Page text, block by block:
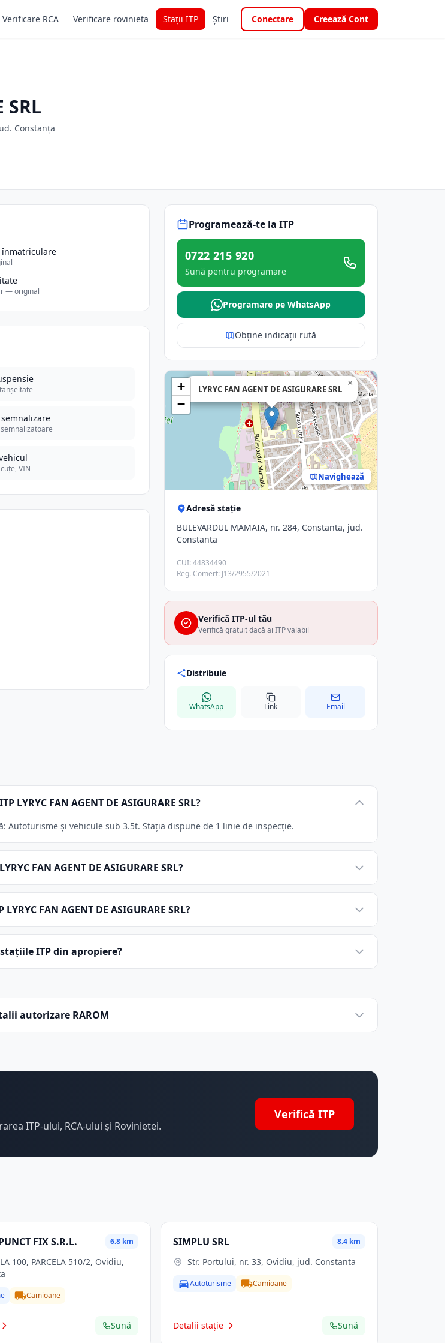
Verificare RCA Verificare rovinieta Stații ITP Știri Conectare Creează Cont
SRL
Constanța
înmatriculare
— original
VIN
Programează-te la ITP
0722 215 920
Sună pentru programare
Programare pe WhatsApp
Obține indicații rută
LYRYC FAN AGENT DE ASIGURARE SRL
×
+
−
Navighează
Adresă stație
BULEVARDUL MAMAIA, nr. 284, Constanta, jud.
Constanta
CUI: 44834490
Reg. Comerț: J13/2955/2021
Verifică ITP-ul tău
Verifică gratuit dacă ai ITP valabil
Distribuie
WhatsApp Link Email
LYRYC FAN AGENT DE ASIGURARE SRL?
Autoturisme și vehicule sub 3.5t. Stația dispune de 1 linie de inspecție.
FAN AGENT DE ASIGURARE SRL?
FAN AGENT DE ASIGURARE SRL?
ITP din apropiere?
autorizare RAROM
ITP-ului, RCA-ului și Rovinietei.
Verifică ITP
FIX S.R.L. 6.8 km
Camioane
Sună
SIMPLU SRL 8.4 km
Str. Portului, nr. 33, Ovidiu, jud. Constanta
Autoturisme Camioane
Detalii stație Sună